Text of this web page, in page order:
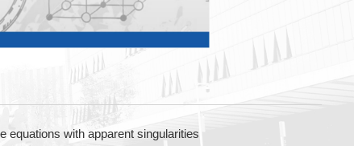
equations with apparent singularities